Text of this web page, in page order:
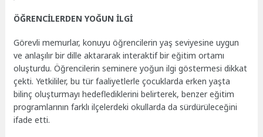
ÖĞRENCİLERDEN YOĞUN İLGİ
Görevli memurlar, konuyu öğrencilerin yaş seviyesine uygun
ve anlaşılır bir dille aktararak interaktif bir eğitim ortamı
oluşturdu. Öğrencilerin seminere yoğun ilgi göstermesi dikkat
çekti. Yetkililer, bu tür faaliyetlerle çocuklarda erken yaşta
bilinç oluşturmayı hedeflediklerini belirterek, benzer eğitim
programlarının farklı ilçelerdeki okullarda da sürdürüleceğini
ifade etti.